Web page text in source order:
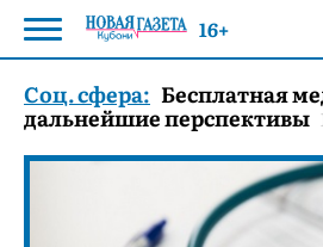
Соц. сфера: Бесплатная
дальнейшие перспективы
16+